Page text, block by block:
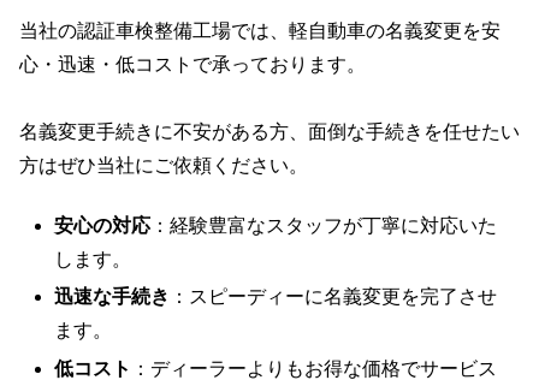
当社の認証車検整備工場では、軽自動車の名義変更を安
心・迅速・低コストで承っております。
名義変更手続きに不安がある方、面倒な手続きを任せたい
方はぜひ当社にご依頼ください。
安心の対応 ：経験豊富なスタッフが丁寧に対応いた
します。
迅速な手続き ：スピーディーに名義変更を完了させ
ます。
低コスト ：ディーラーよりもお得な価格でサービス